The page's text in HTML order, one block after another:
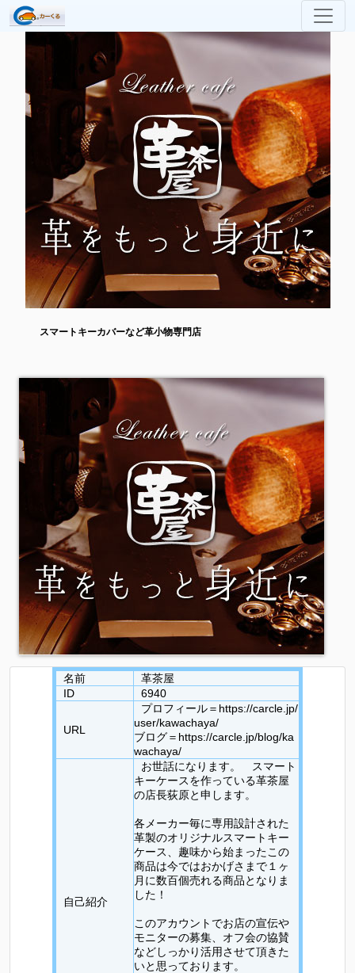
スマートキーカバーなど革小物専門店
名前
革茶屋
ID
6940
URL
プロフィール＝https://carcle.jp/
user/kawachaya/
ブログ＝https://carcle.jp/blog/ka
wachaya/
自己紹介
お世話になります。 スマート
キーケースを作っている革茶屋
の店長荻原と申します。
各メーカー毎に専用設計された
革製のオリジナルスマートキー
ケース、趣味から始まったこの
商品は今ではおかげさまで１ヶ
月に数百個売れる商品となりま
した！
このアカウントでお店の宣伝や
モニターの募集、オフ会の協賛
などしっかり活用させて頂きた
いと思っております。